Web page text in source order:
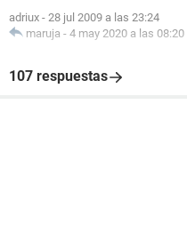
adriux - 28 jul 2009 a las 23:24
maruja - 4 may 2020 a las 08:20
107 respuestas